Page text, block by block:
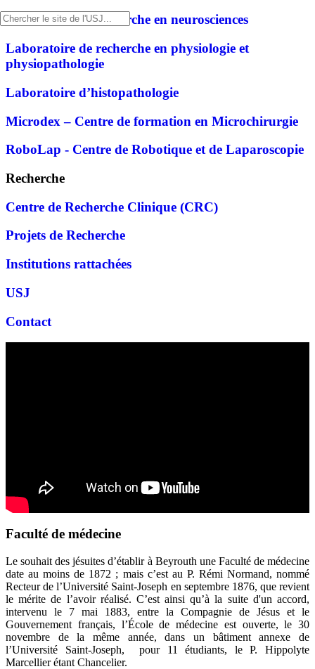
Laboratoire de recherche en neurosciences
Laboratoire de recherche en physiologie et
physiopathologie
Laboratoire d’histopathologie
Microdex – Centre de formation en Microchirurgie
RoboLap - Centre de Robotique et de Laparoscopie
Recherche
Centre de Recherche Clinique (CRC)
Projets de Recherche
Institutions rattachées
USJ
Contact
Faculté de médecine
Le souhait des jésuites d’établir à Beyrouth une Faculté de médecine
date au moins de 1872 ; mais c’est au P. Rémi Normand, nommé
Recteur de l’Université Saint-Joseph en septembre 1876, que revient
le mérite de l’avoir réalisé. C’est ainsi qu’à la suite d'un accord,
intervenu le 7 mai 1883, entre la Compagnie de Jésus et le
Gouvernement français, l’École de médecine est ouverte, le 30
novembre de la même année, dans un bâtiment annexe de
l’Université Saint-Joseph, pour 11 étudiants, le P. Hippolyte
Marcellier étant Chancelier.